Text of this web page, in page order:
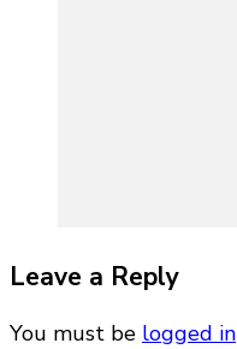
Leave a Reply
You must be logged in